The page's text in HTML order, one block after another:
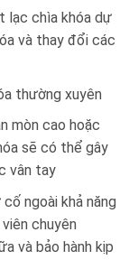
lạc chìa khóa dự
và thay đổi các
thường xuyên
mòn cao hoặc
sẽ có thể gây
vân tay
ngoài khả năng
chuyên
và bảo hành kịp